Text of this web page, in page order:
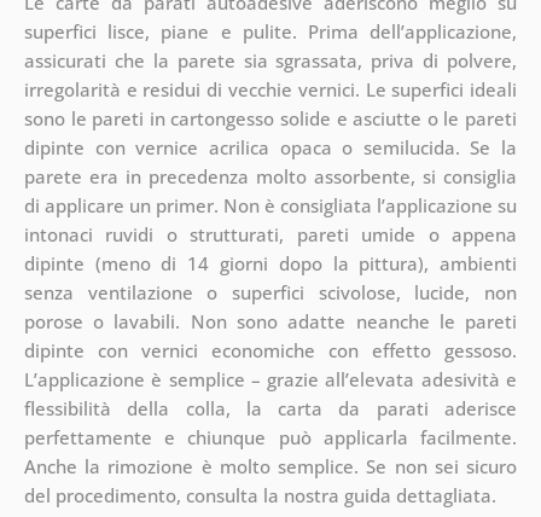
superfici lisce, piane e pulite. Prima dell’applicazione,
assicurati che la parete sia sgrassata, priva di polvere,
irregolarità e residui di vecchie vernici. Le superfici ideali
sono le pareti in cartongesso solide e asciutte o le pareti
dipinte con vernice acrilica opaca o semilucida. Se la
parete era in precedenza molto assorbente, si consiglia
di applicare un primer. Non è consigliata l’applicazione su
intonaci ruvidi o strutturati, pareti umide o appena
dipinte (meno di 14 giorni dopo la pittura), ambienti
senza ventilazione o superfici scivolose, lucide, non
porose o lavabili. Non sono adatte neanche le pareti
dipinte con vernici economiche con effetto gessoso.
L’applicazione è semplice – grazie all’elevata adesività e
flessibilità della colla, la carta da parati aderisce
perfettamente e chiunque può applicarla facilmente.
Anche la rimozione è molto semplice. Se non sei sicuro
del procedimento, consulta la nostra guida dettagliata.